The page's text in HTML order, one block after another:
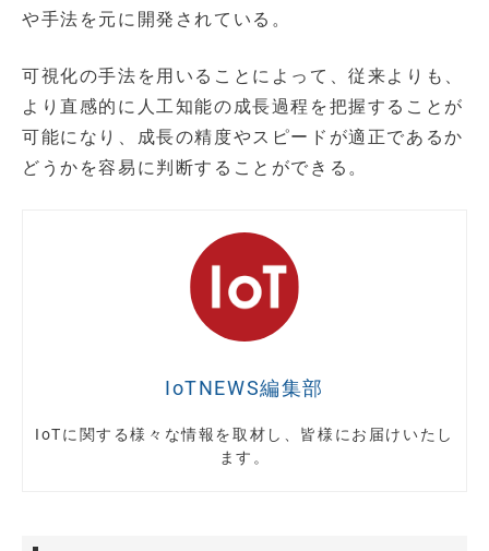
や手法を元に開発されている。
可視化の手法を用いることによって、従来よりも、
より直感的に人工知能の成長過程を把握することが
可能になり、成長の精度やスピードが適正であるか
どうかを容易に判断することができる。
IoTNEWS編集部
IoTに関する様々な情報を取材し、皆様にお届けいたし
ます。